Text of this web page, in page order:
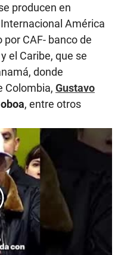
producen en
América
CAF- banco de
el Caribe, que se
donde
Colombia, Gustavo
, entre otros